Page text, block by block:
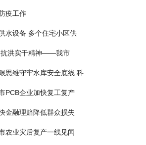
疫工作
水设备 多个住宅小区供
抗洪实干精神——我市
思维守牢水库安全底线 科
企业加快复工复产
金融理赔降低群众损失
业灾后复产一线见闻